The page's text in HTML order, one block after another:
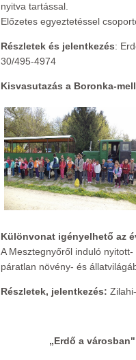
nyitva tartással.
Előzetes egyeztetéssel
Részletek és jelentkezés:
30/495-4974
Kisvasutazás a Boronka-
Különvonat igényelhető az
A Mesztegnyőről induló
páratlan növény- és
Részletek, jelentkezés:
„Erdő a